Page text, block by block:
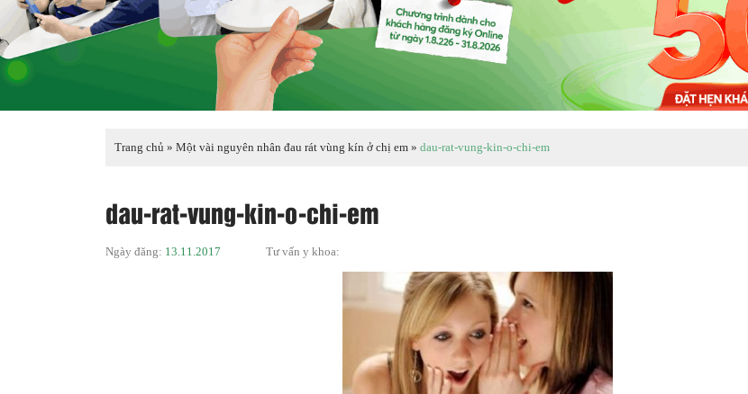
Trang chủ » Một vài nguyên nhân đau rát vùng kín ở chị em » dau-rat-vung-kin-o-chi-em
dau-rat-vung-kin-o-chi-em
Ngày đăng: 13.11.2017 Tư vấn y khoa: